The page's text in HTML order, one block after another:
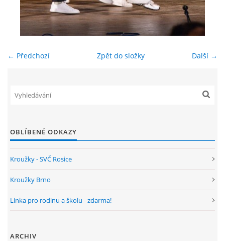
ŠKOLNÍ DRUŽINA
ŠKOLNÍ JÍDELNA
KROUŽKY
NAŠE ÚSPĚCHY
GDPR
← Předchozí Další →
Zpět do složky
OBLÍBENÉ ODKAZY
Kroužky - SVČ Rosice
Kroužky Brno
Linka pro rodinu a školu - zdarma!
ARCHIV